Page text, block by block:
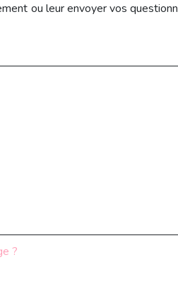
ou leur envoyer vos
?